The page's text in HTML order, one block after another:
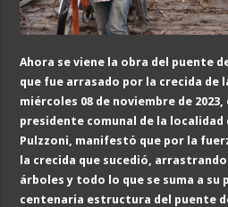
Ahora se viene la obra del puente
que fue arrasado por la crecida de
miércoles 08 de noviembre de
presidente comunal de la localidad
Pulzzoni, manifestó que por la
la crecida que sucedió ,
árboles y todo lo que se suma a su
centenaria estructura del puente